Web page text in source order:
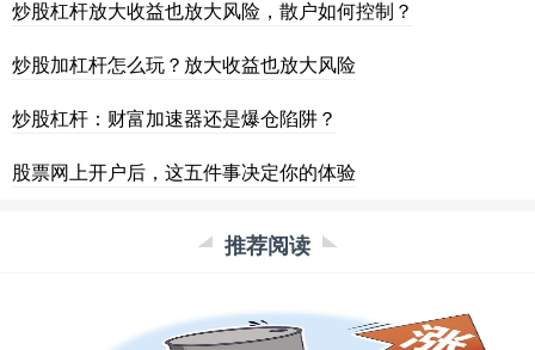
炒股杠杆放大收益也放大风险，散户如何控制？
炒股加杠杆怎么玩？放大收益也放大风险
炒股杠杆：财富加速器还是爆仓陷阱？
股票网上开户后，这五件事决定你的体验
推荐阅读